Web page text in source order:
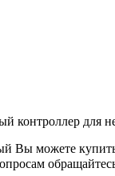
контроллер для
Вы можете